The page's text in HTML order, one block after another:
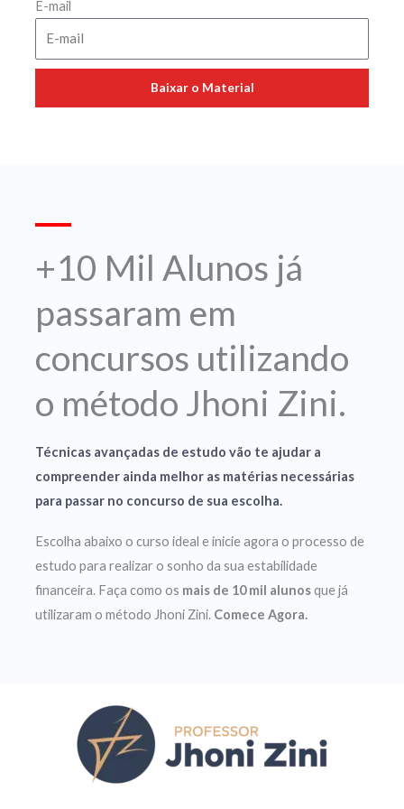
E-mail
Baixar o Material
+10 Mil Alunos já
passaram em
concursos utilizando
o método Jhoni Zini.
Técnicas avançadas de estudo vão te ajudar a
compreender ainda melhor as matérias necessárias
para passar no concurso de sua escolha.
Escolha abaixo o curso ideal e inicie agora o processo de
estudo para realizar o sonho da sua estabilidade
financeira. Faça como os mais de 10 mil alunosque já
utilizaram o método Jhoni Zini. Comece Agora.